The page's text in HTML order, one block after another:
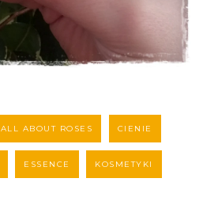
ALL ABOUT ROSES CIENIE
ESSENCE KOSMETYKI